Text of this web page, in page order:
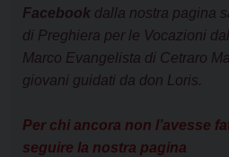
Facebookdalla nostra pagina
di Preghiera per le Vocazioni
Marco Evangelista di Cetraro
giovani guidati da don Loris.
Per chi ancora non l’avesse
seguire la nostra pagina